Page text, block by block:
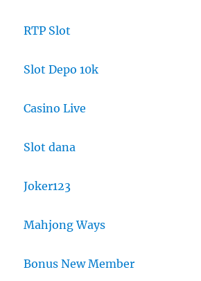
RTP Slot
Slot Depo 10k
Casino Live
Slot dana
Joker123
Mahjong Ways
Bonus New Member